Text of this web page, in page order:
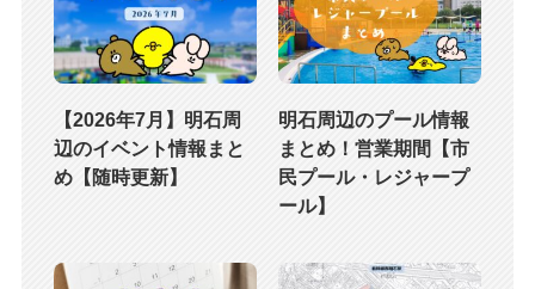
【2026年7月】明石周
辺のイベント情報まと
め【随時更新】
明石周辺のプール情報
まとめ！営業期間【市
民プール・レジャープ
ール】